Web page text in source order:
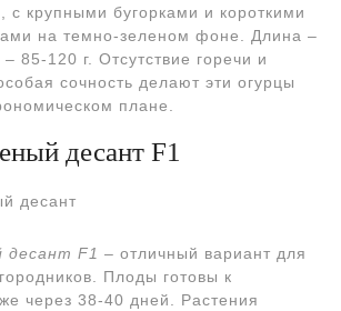
с крупными бугорками и короткими
на темно-зеленом фоне. Длина –
85-120 г. Отсутствие горечи и
сочность делают эти огурцы
плане.
десант F1
десант F1 – отличный вариант для
Плоды готовы к
через 38-40 дней. Растения